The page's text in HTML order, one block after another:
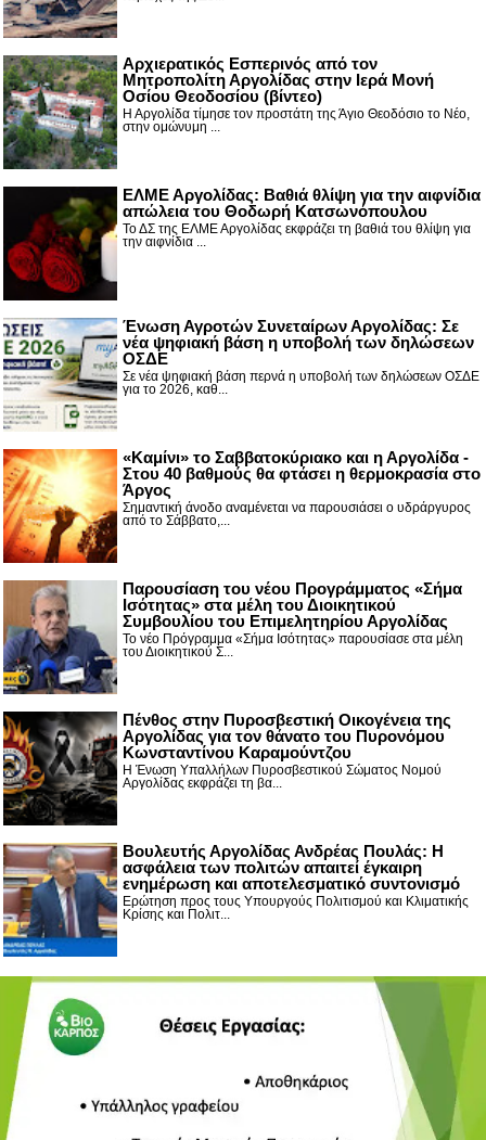
Αρχιερατικός Εσπερινός από τον
Μητροπολίτη Αργολίδας στην Ιερά Μονή
Οσίου Θεοδοσίου (βίντεο)
Η Αργολίδα τίμησε τον προστάτη της Άγιο Θεοδόσιο το Νέο,
στην ομώνυμη ...
ΕΛΜΕ Αργολίδας: Βαθιά θλίψη για την αιφνίδια
απώλεια του Θοδωρή Κατσωνόπουλου
Το ΔΣ της ΕΛΜΕ Αργολίδας εκφράζει τη βαθιά του θλίψη για
την αιφνίδια ...
Ένωση Αγροτών Συνεταίρων Αργολίδας: Σε
νέα ψηφιακή βάση η υποβολή των δηλώσεων
ΟΣΔΕ
Σε νέα ψηφιακή βάση περνά η υποβολή των δηλώσεων ΟΣΔΕ
για το 2026, καθ...
«Καμίνι» το Σαββατοκύριακο και η Αργολίδα -
Στου 40 βαθμούς θα φτάσει η θερμοκρασία στο
Άργος
Σημαντική άνοδο αναμένεται να παρουσιάσει ο υδράργυρος
από το Σάββατο,...
Παρουσίαση του νέου Προγράμματος «Σήμα
Ισότητας» στα μέλη του Διοικητικού
Συμβουλίου του Επιμελητηρίου Αργολίδας
Το νέο Πρόγραμμα «Σήμα Ισότητας» παρουσίασε στα μέλη
του Διοικητικού Σ...
Πένθος στην Πυροσβεστική Οικογένεια της
Αργολίδας για τον θάνατο του Πυρονόμου
Κωνσταντίνου Καραμούντζου
Η Ένωση Υπαλλήλων Πυροσβεστικού Σώματος Νομού
Αργολίδας εκφράζει τη βα...
Βουλευτής Αργολίδας Ανδρέας Πουλάς: Η
ασφάλεια των πολιτών απαιτεί έγκαιρη
ενημέρωση και αποτελεσματικό συντονισμό
Ερώτηση προς τους Υπουργούς Πολιτισμού και Κλιματικής
Κρίσης και Πολιτ...